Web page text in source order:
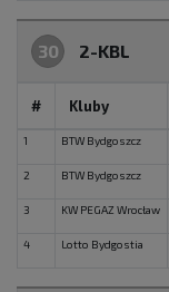
30 2-KBL
# Kluby
1 BTW Bydgoszcz
2 BTW Bydgoszcz
3 KW PEGAZ Wrocław
4 Lotto Bydgostia